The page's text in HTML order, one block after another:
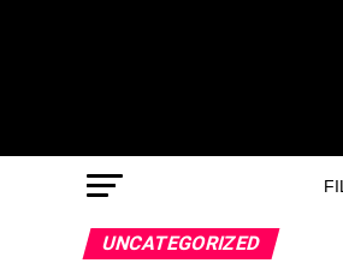
UNCATEGORIZED